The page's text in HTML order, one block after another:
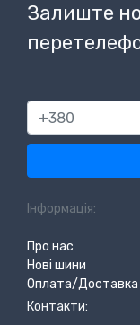
Залиште
380
Інформація:
Про нас
Нові шини
Оплата/Доставка
Контакти: